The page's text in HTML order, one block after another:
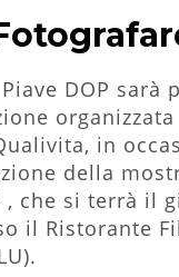
DOP sarà
in
della
, che si terrà il
il Ristorante